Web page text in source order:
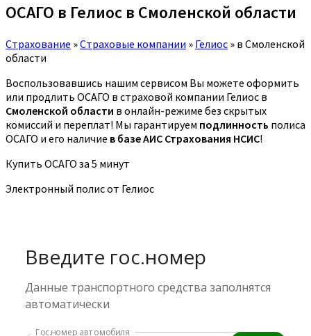
ОСАГО в Гелиос в Смоленской области
Страхование »Страховые компании » Гелиос » в Смоленской
области
Воспользовавшись нашим сервисом Вы можете оформить
или продлить ОСАГО в страховой компании Гелиос в
Смоленской области в онлайн-режиме без скрытых
комиссий и переплат! Мы гарантируем подлинность полиса
ОСАГО и его наличие в базе АИС Страхования НСИС!
Купить ОСАГО за 5 минут
Электронный полис от Гелиос